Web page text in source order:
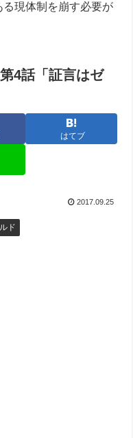
現体制を崩す必要が
4話「証言はゼ
はてブ
2017.09.25
ド